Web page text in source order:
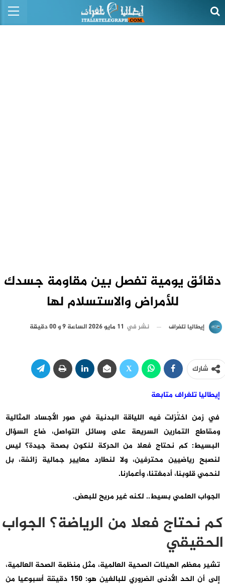
دقائق يومية تفصل بين مقاومة جسدك
للأمراض والاستسلام لها
إيطاليا تلغراف نشر في 11 مايو 2026 الساعة 9 و 00 دقيقة
شارك
إيطاليا تلغراف متابعة
في زمن اختُزلت فيه اللياقة البدنية في صور الأجساد المثالية
ومقاطع التمارين السريعة على وسائل التواصل، ضاع السؤال
البسيط: كم نحتاج فعلا من الحركة لنكون بصحة جيدة؟ ليس
لنصبح رياضيين محترفين، ولا لنطارد معايير جمالية زائفة، بل
لنحمي قلوبنا، أدمغتنا، وأعمارنا.
الجواب العلمي بسيط.. لكنه غير مريح للبعض.
كم نحتاج فعلا من الرياضة؟ الجواب
الحقيقي
تشير معظم الهيئات الصحية العالمية، مثل منظمة الصحة العالمية،
إلى أن الحد الأدنى الضروري للبالغين هو: 150 دقيقة أسبوعيا من